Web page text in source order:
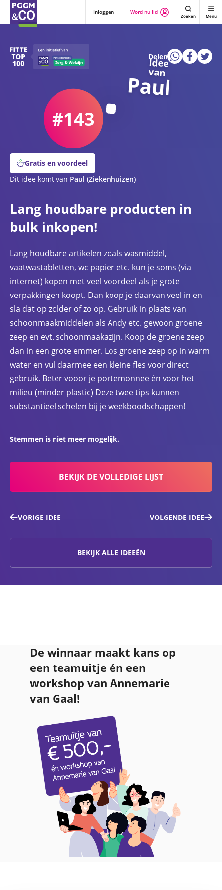
Inloggen Word nu lid
Zoeken Menu
Delen
Gratis en voordeel
Dit idee komt van Paul (Ziekenhuizen)
Lang houdbare producten in
bulk inkopen!
Lang houdbare artikelen zoals wasmiddel,
vaatwastabletten, wc papier etc. kun je soms (via
internet) kopen met veel voordeel als je grote
verpakkingen koopt. Dan koop je daarvan veel in en
sla dat op zolder of zo op. Gebruik in plaats van
schoonmaakmiddelen als Andy etc. gewoon groene
zeep en evt. schoonmaakazijn. Koop de groene zeep
dan in een grote emmer. Los groene zeep op in warm
water en vul daarmee een kleine fles voor direct
gebruik. Beter vooor je portemonnee én voor het
milieu (minder plastic) Deze twee tips kunnen
substantieel schelen bij je weekboodschappen!
Stemmen is niet meer mogelijk.
BEKIJK DE VOLLEDIGE LIJST
#143
Idee
van
Paul
VORIGE IDEE VOLGENDE IDEE
BEKIJK ALLE IDEEËN
De winnaar maakt kans op
een teamuitje én een
workshop van Annemarie
van Gaal!